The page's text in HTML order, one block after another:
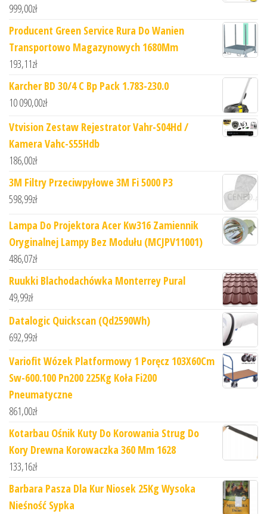
999,00zł
Producent Green Service Rura Do Wanien
Transportowo Magazynowych 1680Mm
193,11zł
Karcher BD 30/4 C Bp Pack 1.783-230.0
10 090,00zł
Vtvision Zestaw Rejestrator Vahr-S04Hd /
Kamera Vahc-S55Hdb
186,00zł
3M Filtry Przeciwpyłowe 3M Fi 5000 P3
598,99zł
Lampa Do Projektora Acer Kw316 Zamiennik
Oryginalnej Lampy Bez Modułu (MCJPV11001)
486,07zł
Ruukki Blachodachówka Monterrey Pural
49,99zł
Datalogic Quickscan (Qd2590Wh)
692,99zł
Variofit Wózek Platformowy 1 Poręcz 103X60Cm
Sw-600.100 Pn200 225Kg Koła Fi200
Pneumatyczne
861,00zł
Kotarbau Ośnik Kuty Do Korowania Strug Do
Kory Drewna Korowaczka 360 Mm 1628
133,16zł
Barbara Pasza Dla Kur Niosek 25Kg Wysoka
Nieśność Sypka